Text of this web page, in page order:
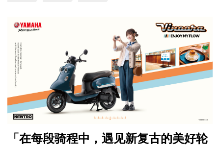
「在每段骑程中，遇见新复古的美好轮